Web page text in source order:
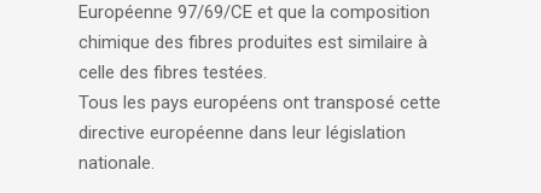
Européenne 97/69/CE et que la composition
chimique des fibres produites est similaire à
celle des fibres testées.
Tous les pays européens ont transposé cette
directive européenne dans leur législation
nationale.